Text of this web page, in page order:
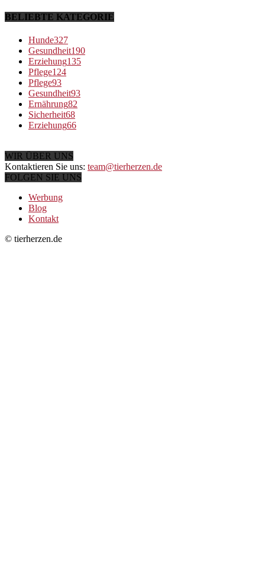
BELIEBTE KATEGORIE
Hunde327
Gesundheit190
Erziehung135
Pflege124
Pflege93
Gesundheit93
Ernährung82
Sicherheit68
Erziehung66
WIR ÜBER UNS
Kontaktieren Sie uns: team@tierherzen.de
FOLGEN SIE UNS
Werbung
Blog
Kontakt
© tierherzen.de